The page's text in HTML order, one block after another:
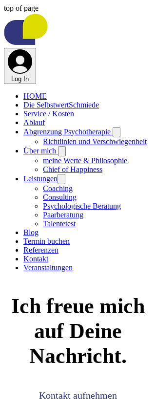
top of page
Log In
HOME
Die SelbstwertSchmiede
Service / Kosten
Ablauf
Abgrenzung Psychotherapie
Richtlinien und Verschwiegenheit
Über mich
meine Werte & Philosophie
Chief of Happiness
Leistungen
Coaching
Consulting
Psychologische Beratung
Paarberatung
Talentetest
Blog
Termin buchen
Referenzen
Kontakt
Veranstaltungen
Ich freue mich
auf Deine
Nachricht.
Kontakt aufnehmen